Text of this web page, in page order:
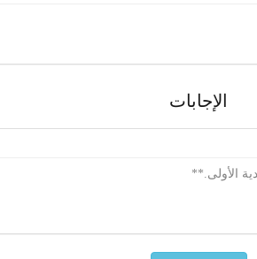
الإجابات
الأولى.**